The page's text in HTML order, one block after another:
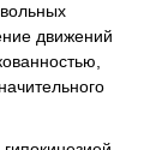
движений